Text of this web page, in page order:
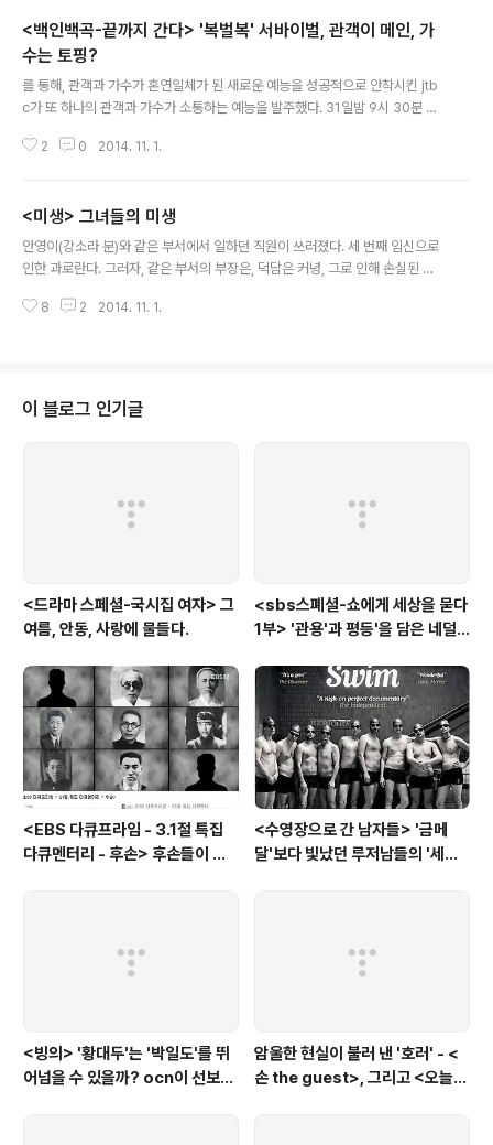
<백인백곡-끝까지 간다> '복벌복' 서바이벌, 관객이 메인, 가
수는 토핑?
를 통해, 관객과 가수가 혼연일체가 된 새로운 예능을 성공적으로 안착시킨 jtb
c가 또 하나의 관객과 가수가 소통하는 예능을 발주했다. 31일밤 9시 30분 첫
벌' 경연을 하는 프로그램은 tvn의 가 있었다. (2013,8~2014,2)는 기존 가수
수 있는 장점이 있었던 반면, 그와 동일한 곡을 연습한 기성 가수가 아닌 라이벌
에, 그것을 판정하는 것이 관객이 아닌, 노래방 기계라는 함정을 지닌 프로그램
이었다. 때문에 가수가 제 아무리 관객을 감동시킨 절창을 해도, 노래방..
2 0 2014. 11. 1.
<미생> 그녀들의 미생
안영이(강소라 분)와 같은 부서에서 일하던 직원이 쓰러졌다. 세 번째 임신으로
인한 과로란다. 그러자, 같은 부서의 부장은, 덕담은 커녕, 그로 인해 손실된 인
여자들은 문제라고 툴툴거리고, 그 옆의 부하 직원은, 상사 말에 맞장구를 친다.
결국은 여성으로서 봉착하게 되는 어려움을 적나라하게 그려내었다. 사법 연수
원생 중 여성 비율이 2014년에 들어 40%를 넘어서는 등, 우리 사회 각..
8 2 2014. 11. 1.
이 블로그 인기글
<드라마 스페셜-국시집 여자> 그
여름, 안동, 사랑에 물들다.
<sbs스폐셜-쇼에게 세상을 묻다
1부> '관용'과 평등'을 담은 네덜
<EBS 다큐프라임 - 3.1절 특집
다큐멘터리 - 후손> 후손들이 말
<수영장으로 간 남자들> '금메
달'보다 빛났던 루저남들의 '세라
<빙의> '황대두'는 '박일도'를 뛰
어넘을 수 있을까? ocn이 선보인
암울한 현실이 불러 낸 '호러' - <
손 the guest>, 그리고 <오늘의